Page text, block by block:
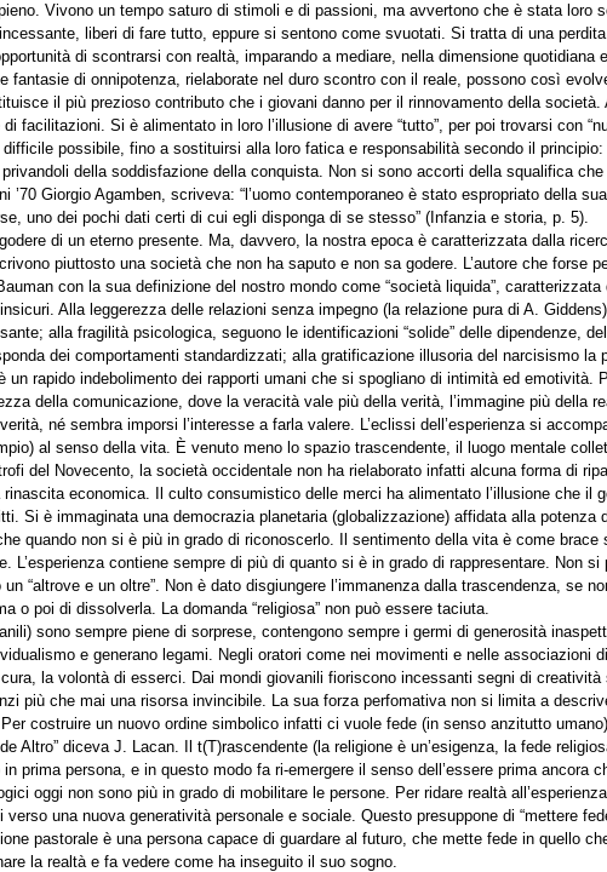
Vivono un tempo saturo di stimoli e di passioni, ma avvertono che è stata loro
liberi di fare tutto, eppure si sentono come svuotati. Si tratta di una
di scontrarsi con realtà, imparando a mediare, nella dimensione quotidiana
fantasie di onnipotenza, rielaborate nel duro scontro con il reale, possono così
il più prezioso contributo che i giovani danno per il rinnovamento della società.
facilitazioni. Si è alimentato in loro l’illusione di avere “tutto”, per poi trovarsi con
possibile, fino a sostituirsi alla loro fatica e responsabilità secondo il
della soddisfazione della conquista. Non si sono accorti della squalifica
Giorgio Agamben, scriveva: “l’uomo contemporaneo è stato espropriato della
uno dei pochi dati certi di cui egli disponga di se stesso” (Infanzia e storia, p. 5).
di un eterno presente. Ma, davvero, la nostra epoca è caratterizzata dalla
piuttosto una società che non ha saputo e non sa godere. L’autore che forse
con la sua definizione del nostro mondo come “società liquida”,
Alla leggerezza delle relazioni senza impegno (la relazione pura di A.
alla fragilità psicologica, seguono le identificazioni “solide” delle dipendenze,
dei comportamenti standardizzati; alla gratificazione illusoria del narcisismo la
rapido indebolimento dei rapporti umani che si spogliano di intimità ed emotività.
della comunicazione, dove la veracità vale più della verità, l’immagine più della
né sembra imporsi l’interesse a farla valere. L’eclissi dell’esperienza si
al senso della vita. È venuto meno lo spazio trascendente, il luogo mentale
del Novecento, la società occidentale non ha rielaborato infatti alcuna forma di
economica. Il culto consumistico delle merci ha alimentato l’illusione che il
Si è immaginata una democrazia planetaria (globalizzazione) affidata alla potenza
quando non si è più in grado di riconoscerlo. Il sentimento della vita è come
L’esperienza contiene sempre di più di quanto si è in grado di rappresentare. Non
“altrove e un oltre”. Non è dato disgiungere l’immanenza dalla trascendenza, se
o poi di dissolverla. La domanda “religiosa” non può essere taciuta.
sono sempre piene di sorprese, contengono sempre i germi di generosità
e generano legami. Negli oratori come nei movimenti e nelle associazioni
la volontà di esserci. Dai mondi giovanili fioriscono incessanti segni di
più che mai una risorsa invincibile. La sua forza perfomativa non si limita a
costruire un nuovo ordine simbolico infatti ci vuole fede (in senso anzitutto
Altro” diceva J. Lacan. Il t(T)rascendente (la religione è un’esigenza, la fede
prima persona, e in questo modo fa ri-emergere il senso dell’essere prima ancora
oggi non sono più in grado di mobilitare le persone. Per ridare realtà
una nuova generatività personale e sociale. Questo presuppone di “mettere
pastorale è una persona capace di guardare al futuro, che mette fede in quello
la realtà e fa vedere come ha inseguito il suo sogno.